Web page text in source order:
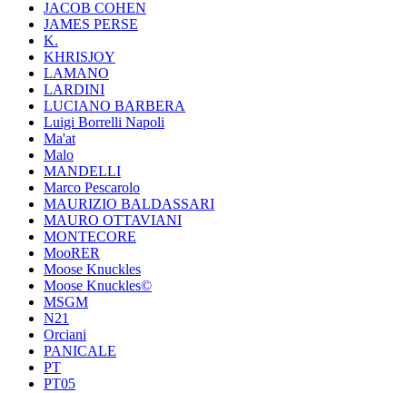
JACOB COHEN
JAMES PERSE
K.
KHRISJOY
LAMANO
LARDINI
LUCIANO BARBERA
Luigi Borrelli Napoli
Ma'at
Malo
MANDELLI
Marco Pescarolo
MAURIZIO BALDASSARI
MAURO OTTAVIANI
MONTECORE
MooRER
Moose Knuckles
Moose Knuckles©️
MSGM
N21
Orciani
PANICALE
PT
PT05